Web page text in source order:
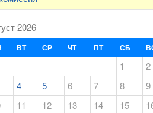
2026
ВТ СР ЧТ ПТ СБ
1
2
4
5 6 7 8
9
11 12 13 14 15